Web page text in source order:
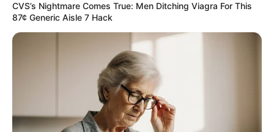
CVS’s Nightmare Comes True: Men Ditching Viagra For This
87¢ Generic Aisle 7 Hack